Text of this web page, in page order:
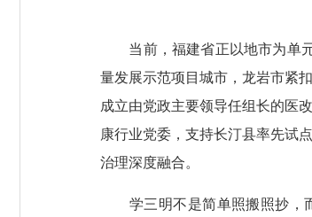
当前，福建省正以地市为单元
量发展示范项目城市，龙岩市紧
成立由党政主要领导任组长的医
康行业党委，支持长汀县率先试
治理深度融合。
学三明不是简单照搬照抄，而